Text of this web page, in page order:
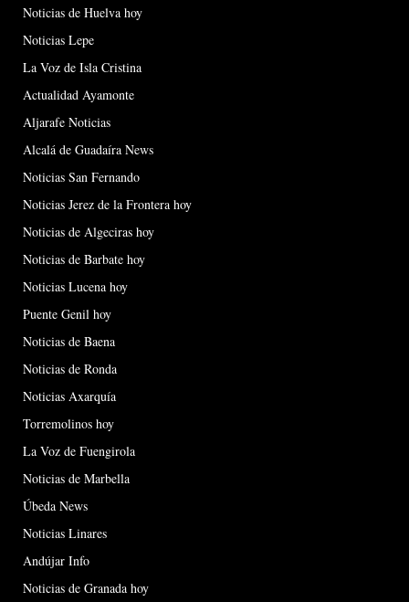
Noticias de Huelva hoy
Noticias Lepe
La Voz de Isla Cristina
Actualidad Ayamonte
Aljarafe Noticias
Alcalá de Guadaíra News
Noticias San Fernando
Noticias Jerez de la Frontera hoy
Noticias de Algeciras hoy
Noticias de Barbate hoy
Noticias Lucena hoy
Puente Genil hoy
Noticias de Baena
Noticias de Ronda
Noticias Axarquía
Torremolinos hoy
La Voz de Fuengirola
Noticias de Marbella
Úbeda News
Noticias Linares
Andújar Info
Noticias de Granada hoy